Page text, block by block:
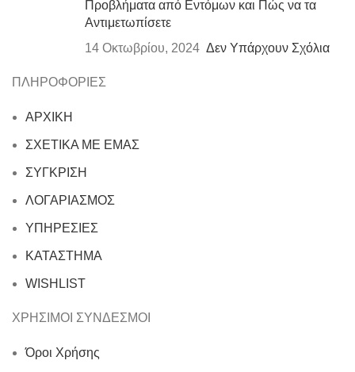
Προβλήματα από Εντόμων και Πώς να τα
Αντιμετωπίσετε
14 Οκτωβρίου, 2024 Δεν Υπάρχουν Σχόλια
ΠΛΗΡΟΦΟΡΙΕΣ
ΑΡΧΙΚΗ
ΣΧΕΤΙΚΑ ΜΕ ΕΜΑΣ
ΣΥΓΚΡΙΣΗ
ΛΟΓΑΡΙΑΣΜΟΣ
ΥΠΗΡΕΣΙΕΣ
ΚΑΤΑΣΤΗΜΑ
WISHLIST
ΧΡΗΣΙΜΟΙ ΣΥΝΔΕΣΜΟΙ
Όροι Χρήσης